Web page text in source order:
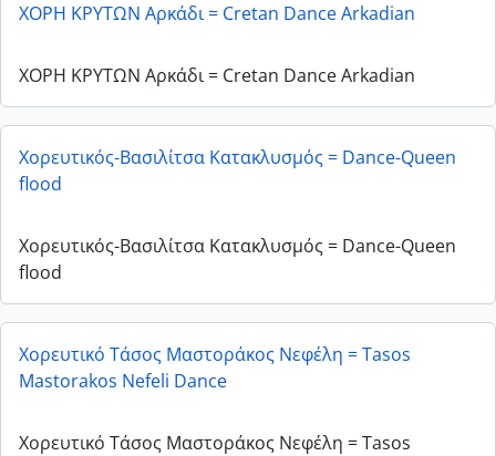
ΧΟΡΗ ΚΡΥΤΩΝ Αρκάδι = Cretan Dance Arkadian
ΧΟΡΗ ΚΡΥΤΩΝ Αρκάδι = Cretan Dance Arkadian
Χορευτικός-Βασιλίτσα Κατακλυσμός = Dance-Queen
flood
Χορευτικός-Βασιλίτσα Κατακλυσμός = Dance-Queen
flood
Χορευτικό Τάσος Μαστοράκος Νεφέλη = Tasos
Mastorakos Nefeli Dance
Χορευτικό Τάσος Μαστοράκος Νεφέλη = Tasos